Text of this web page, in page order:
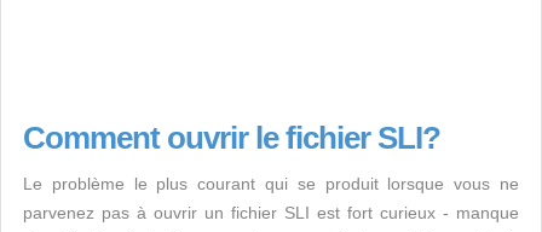
Comment ouvrir le fichier SLI?
Le problème le plus courant qui se produit lorsque vous ne
parvenez pas à ouvrir un fichier SLI est fort curieux - manque